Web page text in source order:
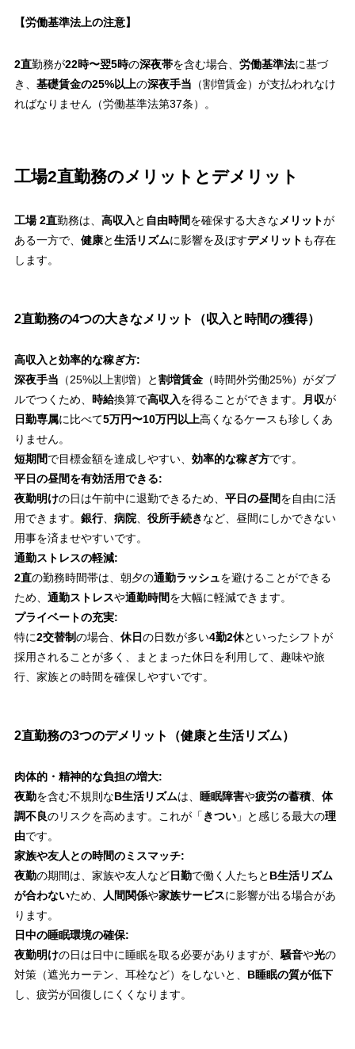
【労働基準法上の注意】
2直勤務が22時〜翌5時の深夜帯を含む場合、 労働基準法に基づ
き、 基礎賃金の25%以上の深夜手当 （割増賃金）が支払われなけ
ればなりません（労働基準法第37条）。
工場2直勤務のメリットとデメリット
工場 2直勤務は、 高収入 と 自由時間を確保する大きな メリットが
ある一方で、 健康と生活リズムに影響を及ぼすデメリット も存在
します。
2直勤務の4つの大きなメリット（収入と時間の獲得）
高収入と効率的な稼ぎ方:
深夜手当 （25%以上割増）と割増賃金（時間外労働25%）がダブ
ルでつくため、 時給換算で高収入を得ることができます。 月収が
日勤専属に比べて5万円〜10万円以上高くなるケースも珍しくあ
りません。
短期間で目標金額を達成しやすい、 効率的な稼ぎ方です。
平日の昼間を有効活用できる:
夜勤明けの日は午前中に退勤できるため、 平日の昼間を自由に活
用できます。 銀行、 病院、 役所手続きなど、昼間にしかできない
用事を済ませやすいです。
通勤ストレスの軽減:
2直の勤務時間帯は、朝夕の通勤ラッシュを避けることができる
ため、 通勤ストレスや通勤時間を大幅に軽減できます。
プライベートの充実:
特に2交替制の場合、 休日の日数が多い4勤2休といったシフトが
採用されることが多く、まとまった休日を利用して、趣味や旅
行、家族との時間を確保しやすいです。
2直勤務の3つのデメリット（健康と生活リズム）
肉体的・精神的な負担の増大:
夜勤を含む不規則なB生活リズムは、 睡眠障害や疲労の蓄積、 体
調不良のリスクを高めます。これが「 きつい」と感じる最大の理
由です。
家族や友人との時間のミスマッチ:
夜勤の期間は、家族や友人など日勤で働く人たちと B生活リズム
が合わないため、 人間関係や家族サービスに影響が出る場合があ
ります。
日中の睡眠環境の確保:
夜勤明けの日は日中に睡眠を取る必要がありますが、 騒音や光の
対策（遮光カーテン、耳栓など）をしないと、 B睡眠の質が低下
し、疲労が回復しにくくなります。